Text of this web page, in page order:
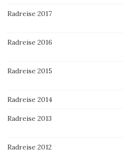
Radreise 2017
Radreise 2016
Radreise 2015
Radreise 2014
Radreise 2013
Radreise 2012